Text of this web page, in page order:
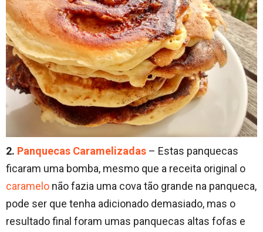
2. Panquecas Caramelizadas – Estas panquecas
ficaram uma bomba, mesmo que a receita original o
caramelo não fazia uma cova tão grande na panqueca,
pode ser que tenha adicionado demasiado, mas o
resultado final foram umas panquecas altas fofas e